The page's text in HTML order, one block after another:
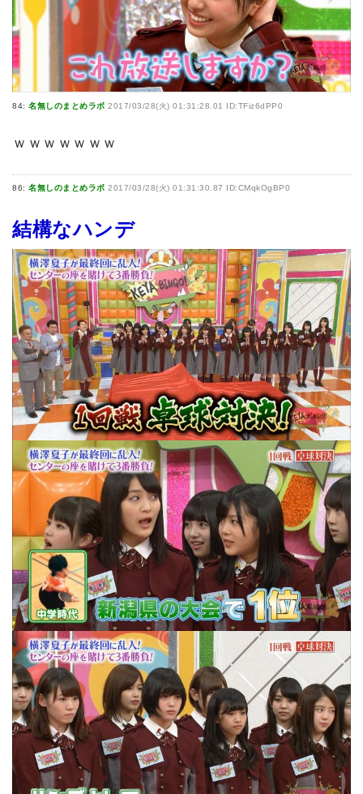
84: 名無しのまとめラボ 2017/03/28(火) 01:31:28.01 ID:TFiz6dPP0
ｗｗｗｗｗｗｗ
86: 名無しのまとめラボ 2017/03/28(火) 01:31:30.87 ID:CMqkOgBP0
結構なハンデ